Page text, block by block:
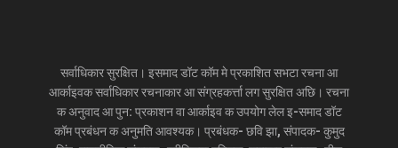
सर्वाधिकार सुरक्षित। इसमाद डॉट कॉम मे प्रकाशित सभटा रचना आ
आर्काइवक सर्वाधिकार रचनाकार आ संग्रहकर्त्ता लग सुरक्षित अछि। रचना
क अनुवाद आ पुन: प्रकाशन वा आर्काइव क उपयोग लेल इ-समाद डॉट
कॉम प्रबंधन क अनुमति आवश्यक। प्रबंधक- छवि झा, संपादक- कुमुद